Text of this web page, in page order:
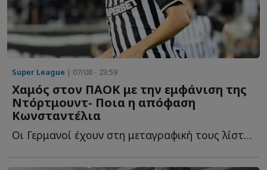
Super League | 07/08 - 23:59
Χαμός στον ΠΑΟΚ με την εμφάνιση της
Ντόρτμουντ- Ποια η απόφαση
Κωνσταντέλια
Οι Γερμανοί έχουν στη μεταγραφική τους λίστα και τον Γ...